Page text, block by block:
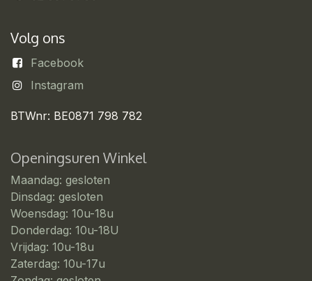
Volg ons
Facebook
Instagram
BTWnr: BE0871 798 782
Openingsuren Winkel
Maandag: gesloten
Dinsdag: gesloten
Woensdag: 10u-18u
Donderdag: 10u-18U
Vrijdag: 10u-18u
Zaterdag: 10u-17u